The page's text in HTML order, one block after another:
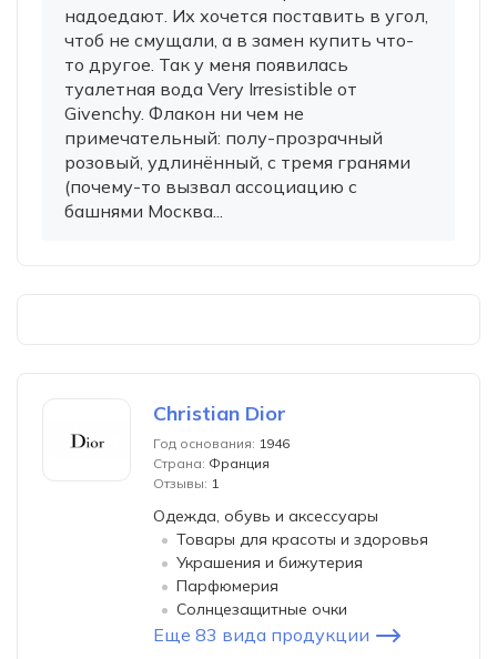
надоедают. Их хочется поставить в угол,
чтоб не смущали, а в замен купить что-
то другое. Так у меня появилась
туалетная вода Very Irresistible от
Givenchy. Флакон ни чем не
примечательный: полу-прозрачный
розовый, удлинённый, с тремя гранями
(почему-то вызвал ассоциацию с
башнями Москва...
Christian Dior
Год основания: 1946
Страна: Франция
Отзывы: 1
Одежда, обувь и аксессуары
Товары для красоты и здоровья
Украшения и бижутерия
Парфюмерия
Солнцезащитные очки
Еще 83 вида продукции